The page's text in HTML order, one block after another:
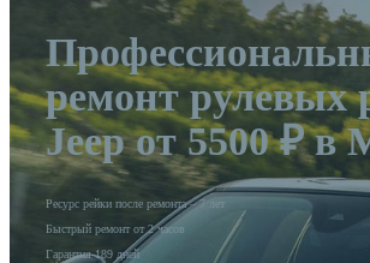
ремонт рулевых
Jeep от 5500 ₽ в
Ресурс рейки после ремонта – 7 лет
Быстрый ремонт от 2 часов
Гарантия 189 дней